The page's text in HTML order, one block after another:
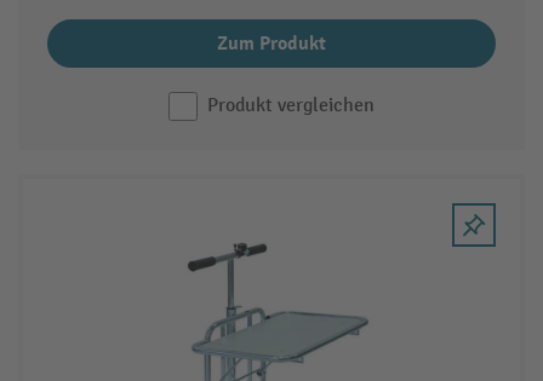
Zum Produkt
Produkt vergleichen